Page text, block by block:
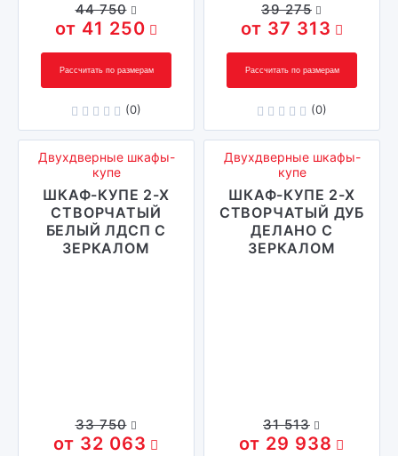
44 750
41 250
Рассчитать по размерам
(0)
39 275
37 313
Рассчитать по размерам
(0)
Двухдверные шкафы-
купе
ШКАФ-КУПЕ 2-Х
СТВОРЧАТЫЙ
БЕЛЫЙ ЛДСП С
ЗЕРКАЛОМ
33 750
32 063
Двухдверные шкафы-
купе
ШКАФ-КУПЕ 2-Х
СТВОРЧАТЫЙ ДУБ
ДЕЛАНО С
ЗЕРКАЛОМ
31 513
29 938